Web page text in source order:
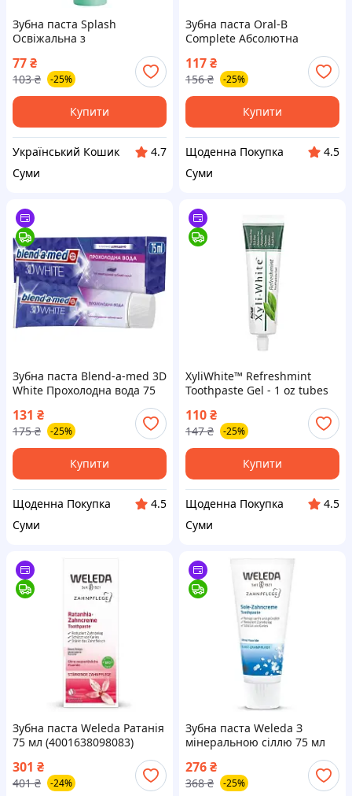
Зубна паста Splash
Освіжальна з
відбілювальним ефектом Зі
смаком м&apos;яти 10 г
(4820266832421)
77₴
103 ₴ -25%
Купити
Український Кошик
4.7
Суми
Зубна паста Oral-B
Complete Абсолютна
свіжість Екстрапрохолодна
м&apos;ята 75 мл
(8006530254854)
117₴
156 ₴ -25%
Купити
Щоденна Покупка
4.5
Суми
Зубна паста Blend-a-med 3D
White Прохолодна вода 75
131 ₴
175 ₴ -25%
Купити
Щоденна Покупка
4.5
Суми
XyliWhite™ Refreshmint
Toothpaste Gel - 1 oz tubes
110₴
147 ₴ -25%
Купити
Щоденна Покупка
4.5
Суми
Зубна паста Weleda Ратанія
75 мл (4001638098083)
301 ₴
401 ₴ -24%
Зубна паста Weleda З
мінеральною сіллю 75 мл
276₴
368 ₴ -25%